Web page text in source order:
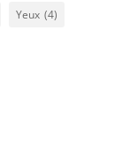
Yeux (4)